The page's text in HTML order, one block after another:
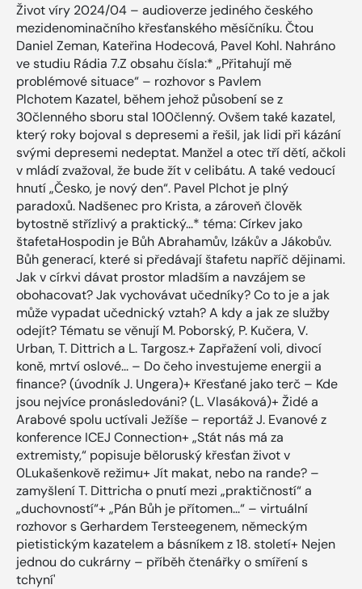
Život víry 2024/04 – audioverze jediného českého
mezidenominačního křesťanského měsíčníku. Čtou
Daniel Zeman, Kateřina Hodecová, Pavel Kohl. Nahráno
ve studiu Rádia 7.Z obsahu čísla:* „Přitahují mě
problémové situace“ – rozhovor s Pavlem
Plchotem Kazatel, během jehož působení se z
30členného sboru stal 100členný. Ovšem také kazatel,
který roky bojoval s depresemi a řešil, jak lidi při kázání
svými depresemi nedeptat. Manžel a otec tří dětí, ačkoli
v mládí zvažoval, že bude žít v celibátu. A také vedoucí
hnutí „Česko, je nový den“. Pavel Plchot je plný
paradoxů. Nadšenec pro Krista, a zároveň člověk
bytostně střízlivý a praktický...* téma: Církev jako
štafetaHospodin je Bůh Abrahamův, Izákův a Jákobův.
Bůh generací, které si předávají štafetu napříč dějinami.
Jak v církvi dávat prostor mladším a navzájem se
obohacovat? Jak vychovávat učedníky? Co to je a jak
může vypadat učednický vztah? A kdy a jak ze služby
odejít? Tématu se věnují M. Poborský, P. Kučera, V.
Urban, T. Dittrich a L. Targosz.+ Zapřažení voli, divocí
koně, mrtví oslové... – Do čeho investujeme energii a
finance? (úvodník J. Ungera)+ Křesťané jako terč – Kde
jsou nejvíce pronásledováni? (L. Vlasáková)+ Židé a
Arabové spolu uctívali Ježíše – reportáž J. Evanové z
konference ICEJ Connection+ „Stát nás má za
extremisty,“ popisuje běloruský křesťan život v
0Lukašenkově režimu+ Jít makat, nebo na rande? –
zamyšlení T. Dittricha o pnutí mezi „praktičností“ a
„duchovností“+ „Pán Bůh je přítomen...“ – virtuální
rozhovor s Gerhardem Tersteegenem, německým
pietistickým kazatelem a básníkem z 18. století+ Nejen
jednou do cukrárny – příběh čtenářky o smíření s
tchyní'